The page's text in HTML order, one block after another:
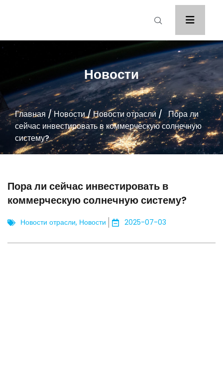
Новости
Главная /Новости/Новости отрасли / Пора ли
сейчас инвестировать в коммерческую солнечную
систему?
Пора ли сейчас инвестировать в
коммерческую солнечную систему?
Новости отрасли, Новости 2025-07-03